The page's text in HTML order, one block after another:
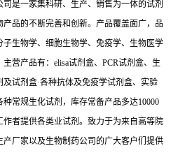
是一家集科研、生产、销售为一体的试剂
品的不断完善和创新。产品覆盖面广，品
生物学、细胞生物学、免疫学、生物医学
营产品有：elisa试剂盒、PCR试剂盒、生
试剂盒·各种抗体及免疫学试剂盒、实验
常规生化试剂，库存常备产品多达10000
作者提供各类业试剂。致力于为来自高等院
厂家以及生物制药公司的广大客户们提供